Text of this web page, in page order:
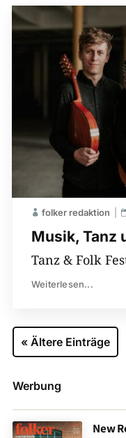
Musik, Tanz
folker redaktion
Tanz & Folk
Weiterlesen...
« Ältere Einträge
Werbung
New